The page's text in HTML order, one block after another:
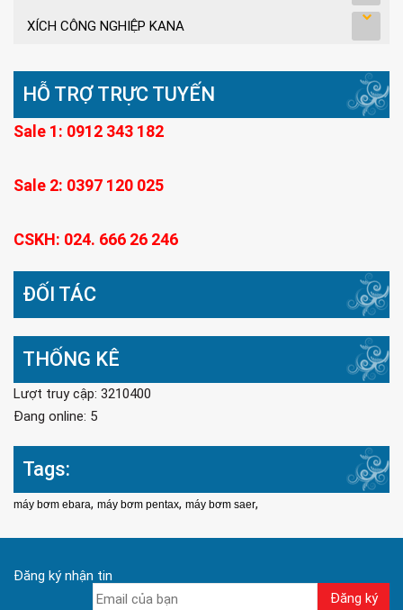
XÍCH CÔNG NGHIỆP KANA
HỖ TRỢ TRỰC TUYẾN
Sale 1: 0912 343 182
Sale 2: 0397 120 025
CSKH: 024. 666 26 246
ĐỐI TÁC
THỐNG KÊ
Lượt truy cập: 3210400
Đang online: 5
Tags:
máy bơm ebara, máy bơm pentax, máy bơm saer,
Đăng ký nhận tin